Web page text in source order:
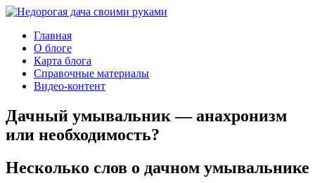
Главная
О блоге
Карта блога
Справочные материалы
Видео-контент
Дачный умывальник — анахронизм
или необходимость?
Несколько слов о дачном умывальнике